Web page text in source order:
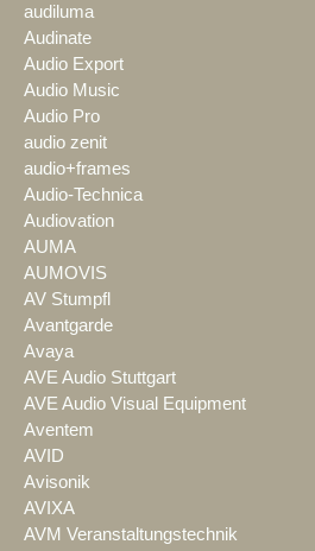
audiluma
Audinate
Audio Export
Audio Music
Audio Pro
audio zenit
audio+frames
Audio-Technica
Audiovation
AUMA
AUMOVIS
AV Stumpfl
Avantgarde
Avaya
AVE Audio Stuttgart
AVE Audio Visual Equipment
Aventem
AVID
Avisonik
AVIXA
AVM Veranstaltungstechnik